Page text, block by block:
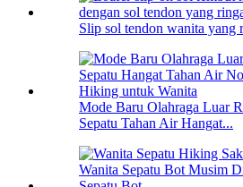
Slip sol tendon wanita yang
Mode Baru Olahraga Luar
Sepatu Tahan Air Hangat...